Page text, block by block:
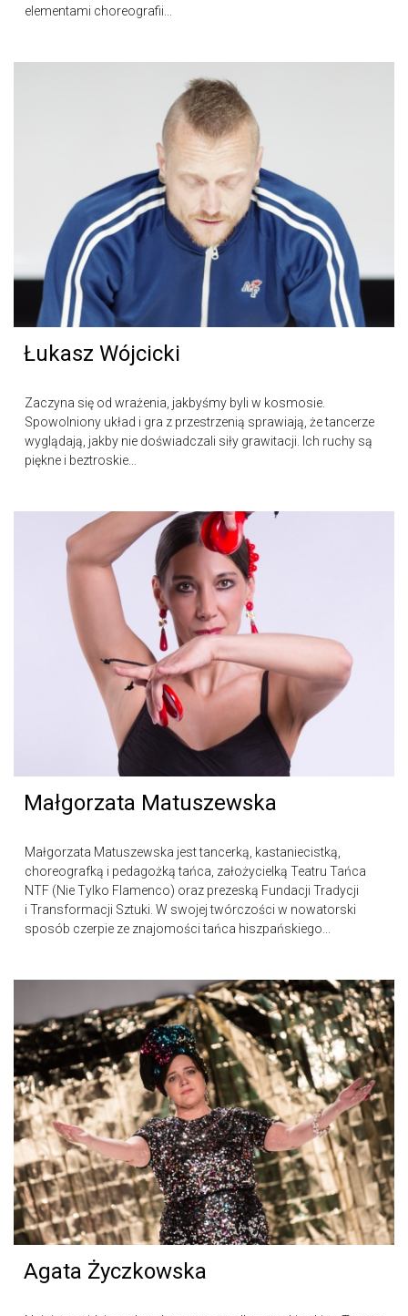
elementami choreografii...
Łukasz Wójcicki
Zaczyna się od wrażenia, jakbyśmy byli w kosmosie.
Spowolniony układ i gra z przestrzenią sprawiają, że tancerze
wyglądają, jakby nie doświadczali siły grawitacji. Ich ruchy są
piękne i beztroskie...
Małgorzata Matuszewska
Małgorzata Matuszewska jest tancerką, kastaniecistką,
choreografką i pedagożką tańca, założycielką Teatru Tańca
NTF (Nie Tylko Flamenco) oraz prezeską Fundacji Tradycji
i Transformacji Sztuki. W swojej twórczości w nowatorski
sposób czerpie ze znajomości tańca hiszpańskiego...
Agata Życzkowska